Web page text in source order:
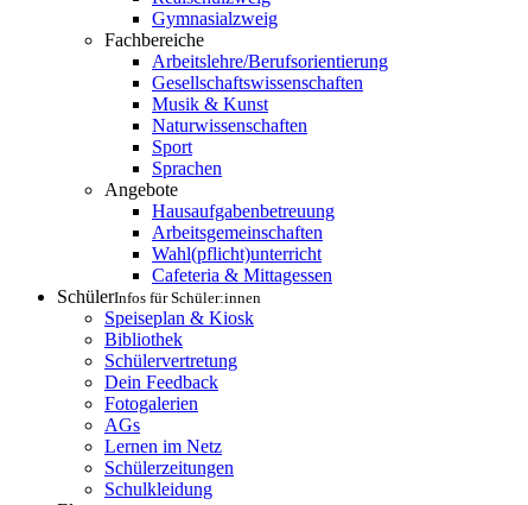
Gymnasialzweig
Fachbereiche
Arbeitslehre/Berufsorientierung
Gesellschaftswissenschaften
Musik & Kunst
Naturwissenschaften
Sport
Sprachen
Angebote
Hausaufgabenbetreuung
Arbeitsgemeinschaften
Wahl(pflicht)unterricht
Cafeteria & Mittagessen
SchülerInfos für Schüler:innen
Speiseplan & Kiosk
Bibliothek
Schülervertretung
Dein Feedback
Fotogalerien
AGs
Lernen im Netz
Schülerzeitungen
Schulkleidung